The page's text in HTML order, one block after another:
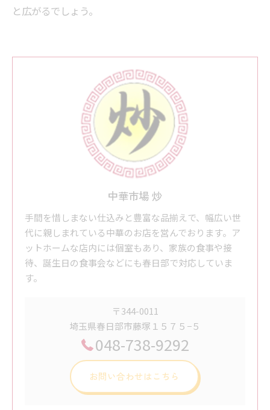
と広がるでしょう。
中華市場 炒
手間を惜しまない仕込みと豊富な品揃えで、幅広い世
代に親しまれている中華のお店を営んでおります。ア
ットホームな店内には個室もあり、家族の食事や接
待、誕生日の食事会などにも春日部で対応していま
す。
〒344-0011
埼玉県春日部市藤塚１５７５−５
048-738-9292
お問い合わせはこちら